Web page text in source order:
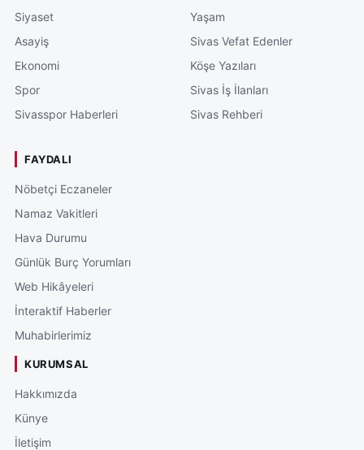
Siyaset
Asayiş
Ekonomi
Spor
Sivasspor Haberleri
Yaşam
Sivas Vefat Edenler
Köşe Yazıları
Sivas İş İlanları
Sivas Rehberi
FAYDALI
Nöbetçi Eczaneler
Namaz Vakitleri
Hava Durumu
Günlük Burç Yorumları
Web Hikâyeleri
İnteraktif Haberler
Muhabirlerimiz
KURUMSAL
Hakkımızda
Künye
İletişim